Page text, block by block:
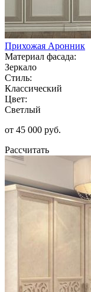
Прихожая Аронник
Материал фасада:
Зеркало
Стиль:
Классический
Цвет:
Светлый
от 45 000 руб.
Рассчитать